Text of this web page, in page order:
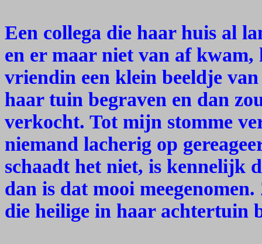
Een collega die haar huis al
en er maar niet van af kwam,
vriendin een klein beeldje
haar tuin begraven en dan
verkocht. Tot mijn stomme
niemand lacherig op
schaadt het niet, is kennelijk
dan is dat mooi
die heilige in haar achtertuin